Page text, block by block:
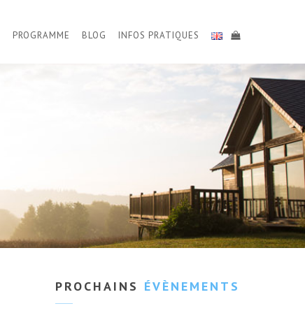
PROGRAMME BLOG INFOS PRATIQUES
PROCHAINS ÉVÈNEMENTS